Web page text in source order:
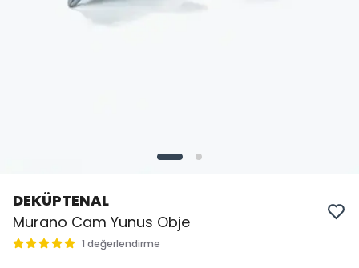
DEKÜPTENAL
Murano Cam Yunus Obje
1 değerlendirme